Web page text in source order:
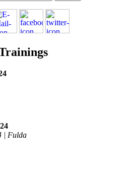
| Fulda